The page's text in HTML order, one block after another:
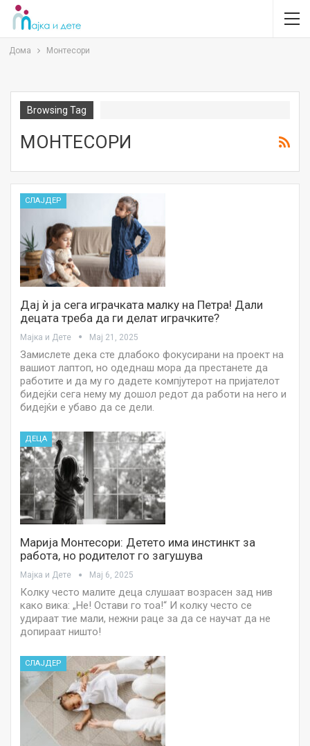
Дома Монтесори
Browsing Tag
МОНТЕСОРИ
СЛАЈДЕР
Дај ѝ ја сега играчката малку на Петра! Дали
децата треба да ги делат играчките?
Мајка и Дете Мај 21, 2025
Замислете дека сте длабоко фокусирани на проект на
вашиот лаптоп, но одеднаш мора да престанете да
работите и да му го дадете компјутерот на пријателот
бидејќи сега нему му дошол редот да работи на него и
бидејќи е убаво да се дели.
ДЕЦА
Марија Монтесори: Детето има инстинкт за
работа, но родителот го загушува
Мајка и Дете Мај 6, 2025
Колку често малите деца слушаат возрасен зад нив
како вика: „Не! Остави го тоа!“ И колку често се
удираат тие мали, нежни раце за да се научат да не
допираат ништо!
СЛАЈДЕР